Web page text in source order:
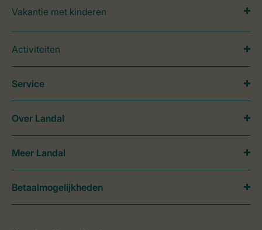
Vakantie met kinderen
Activiteiten
Service
Over Landal
Meer Landal
Betaalmogelijkheden